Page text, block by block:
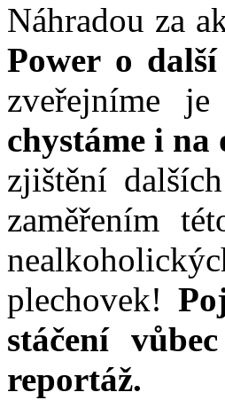
Náhradou za
Power o
zveřejníme
chystáme i
zjištění
zaměřením
plechovek!
stáčení
reportáž.